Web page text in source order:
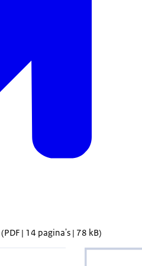
(PDF | 14 pagina's | 78 kB)